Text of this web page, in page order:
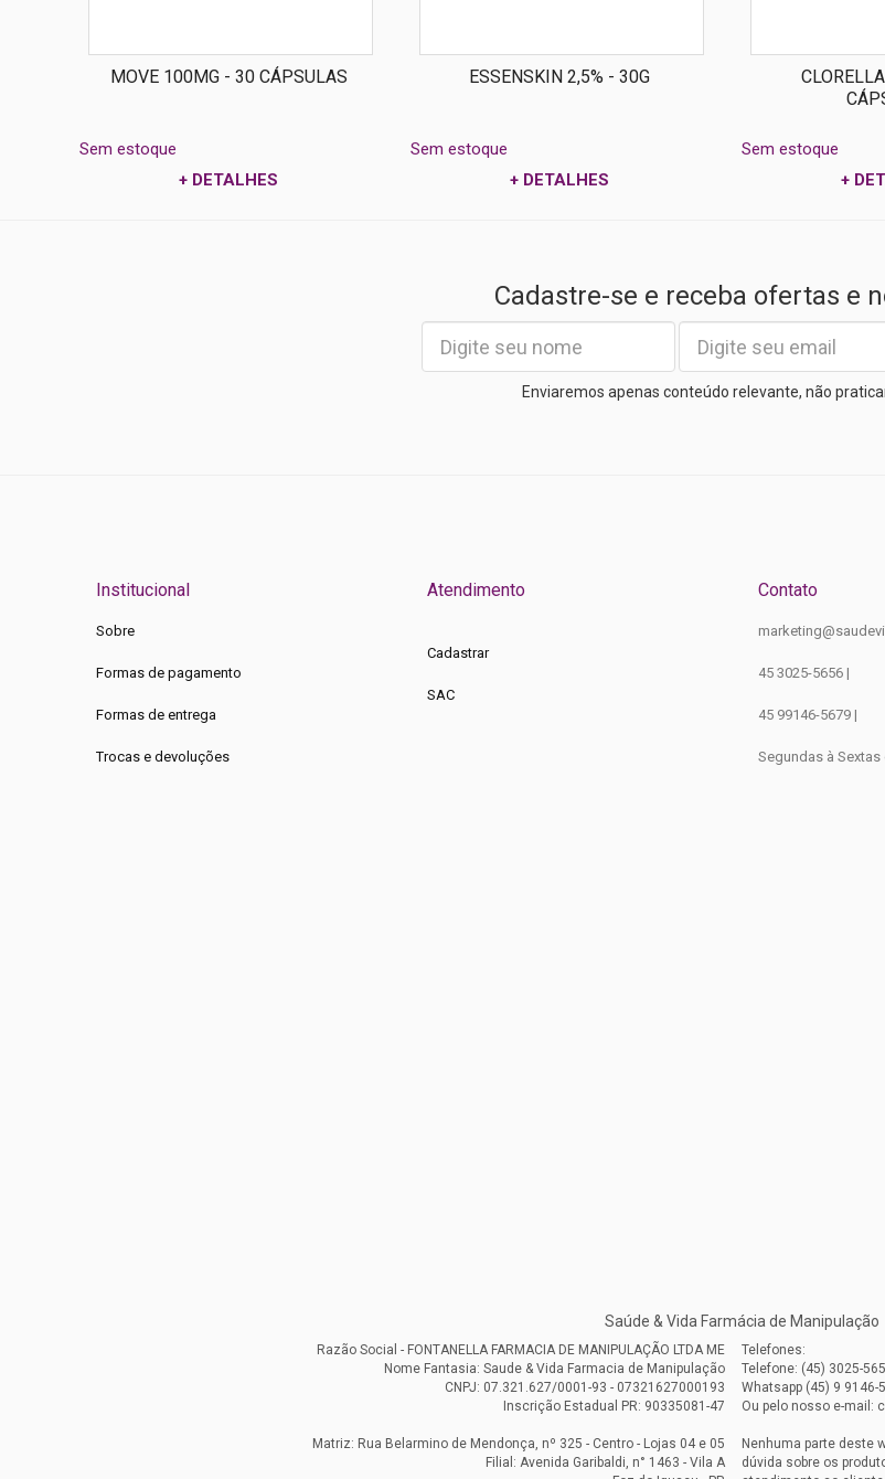
MOVE 100MG - 30 CÁPSULAS
Sem estoque
+ DETALHES
ESSENSKIN 2,5% - 30G
Sem estoque
+ DETALHES
Sem estoque
+
Cadastre-se e receba ofertas e
Enviaremos apenas conteúdo relevante, não
Institucional
Sobre
Formas de pagamento
Formas de entrega
Trocas e devoluções
Atendimento
Cadastrar
SAC
Contato
45 3025-5656 |
45 99146-5679 |
Segundas à Sextas
Saúde & Vida Farmácia de Manipulação
Razão Social - FONTANELLA FARMACIA DE MANIPULAÇÃO LTDA ME
Nome Fantasia: Saude & Vida Farmacia de Manipulação
CNPJ: 07.321.627/0001-93 - 07321627000193
Inscrição Estadual PR: 90335081-47
Matriz: Rua Belarmino de Mendonça, nº 325 - Centro - Lojas 04 e 05
Filial: Avenida Garibaldi, n° 1463 - Vila A
Telefones:
Telefone: (45) 3025-
Whatsapp (45) 9 9146-
Ou pelo nosso e-mail:
Nenhuma parte deste
dúvida sobre os